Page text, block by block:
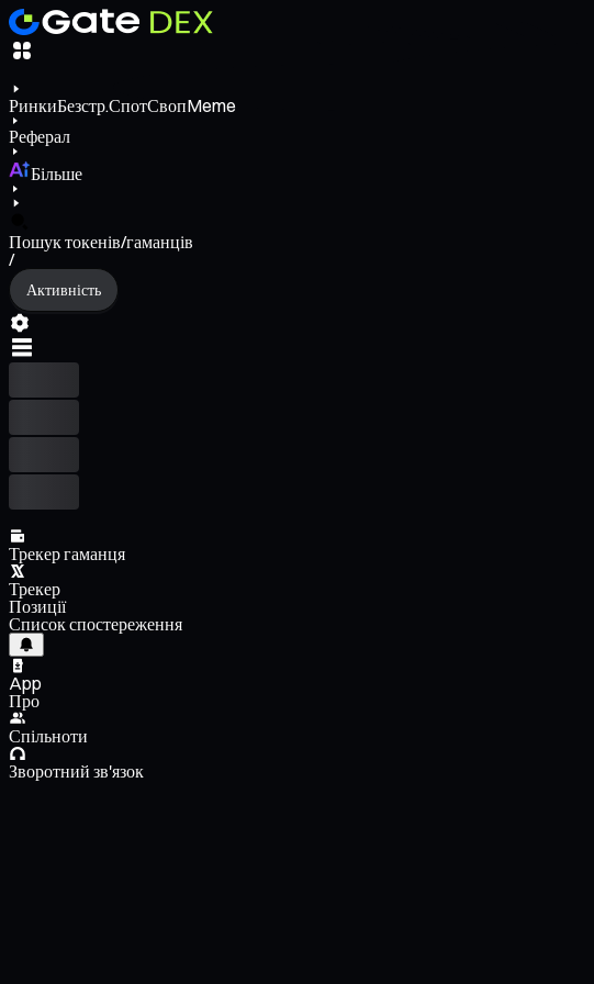
РинкиБезстр.СпотСвопMeme
Реферал
Більше
Пошук токенів/гаманців
/
Активність
Трекер гаманця
Трекер
Позиції
Список спостереження
App
Про
Спільноти
Зворотний зв'язок